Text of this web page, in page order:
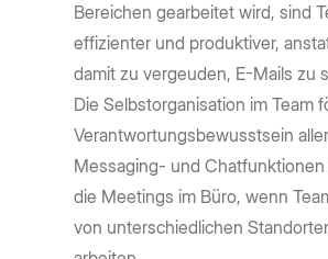
Bereichen gearbeitet wird, sind
effizienter und produktiver,
damit zu vergeuden, E-Mails zu
Die Selbstorganisation im Team
Verantwortungsbewusstsein
Messaging- und
die Meetings im Büro, wenn
von unterschiedlichen